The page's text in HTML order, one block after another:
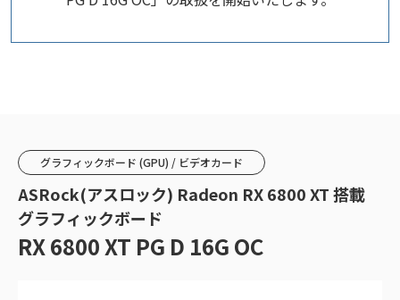
グラフィックボード (GPU) / ビデオカード
ASRock(アスロック) Radeon RX 6800 XT 搭載
グラフィックボード
RX 6800 XT PG D 16G OC